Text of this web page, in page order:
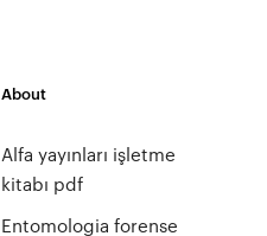
About
Alfa yayınları işletme
kitabı pdf
Entomologia forense